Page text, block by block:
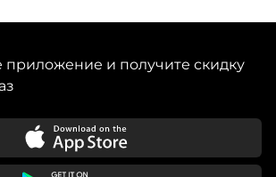
приложение и получите скидку